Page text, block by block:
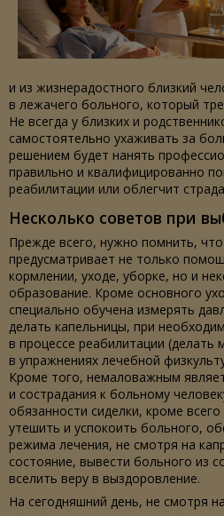
и из жизнерадостного близкий
в лежачего больного, который
Не всегда у близких и
самостоятельно ухаживать за
решением будет нанять
правильно и квалифицированно
реабилитации или облегчит
Несколько советов при
Прежде всего, нужно помнить,
предусматривает не только
кормлении, уходе, уборке, но и
образование. Кроме основного
специально обучена измерять
делать капельницы, при
в процессе реабилитации (делать
в упражнениях лечебной
Кроме того, немаловажным
и сострадания к больному
обязанности сиделки, кроме
утешить и успокоить больного,
режима лечения, не смотря на
состояние, вывести больного из
вселить веру в выздоровление.
На сегодняшний день, не смотря